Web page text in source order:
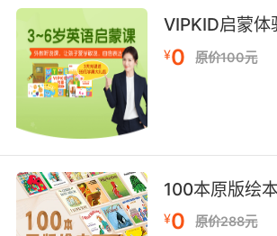
开展自主探究。某重点高中实践
班级整体复习效率提高40%，同
习优势。 认知科学的突破正在
式。当错题整理从机械记录转向
习从题海战术升级为精准干预，
的飞跃。VIPKID将持续探索智能
的深度融合，让每个学习环节都
未来研究可聚焦错题数据与脑科
新，这将为个性化教学开辟新维度
VIPKID启蒙体
¥0 原价100元
100本原版绘
¥0 原价288元